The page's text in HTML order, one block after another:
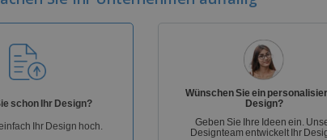
schon Ihr Design?
Ihr Design hoch.
Wünschen Sie ein
Design?
Geben Sie Ihre Ideen ein.
Designteam entwickelt Ihr